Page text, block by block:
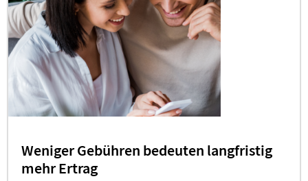
Weniger Gebühren bedeuten langfristig
mehr Ertrag